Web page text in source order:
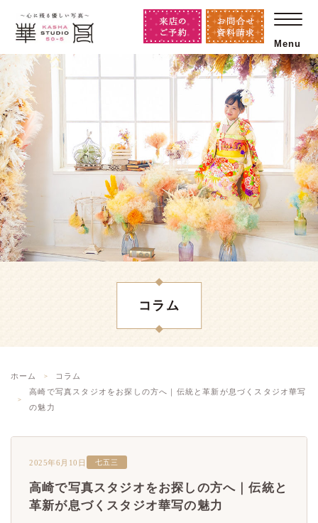
Menu
コラム
ホーム
コラム
高崎で写真スタジオをお探しの方へ｜伝統と革新が息づくスタジオ華写
の魅力
2025年6月10日 七五三
高崎で写真スタジオをお探しの方へ｜伝統と
革新が息づくスタジオ華写の魅力